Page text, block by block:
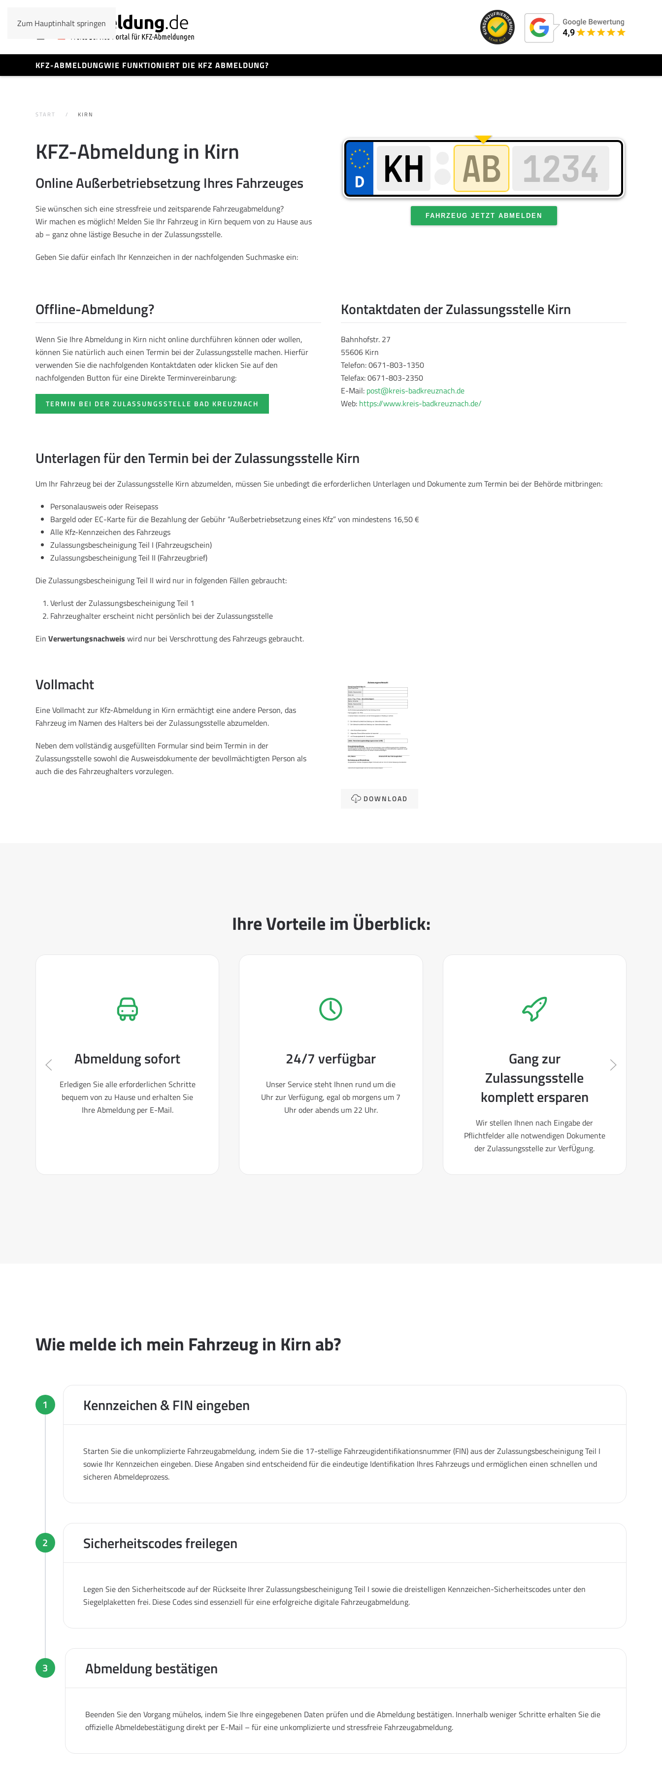
Zum Hauptinhalt springen
KFZ-ABMELDUNGWIE FUNKTIONIERT DIE KFZ ABMELDUNG?
START KIRN
KFZ-Abmeldung in Kirn
Online Außerbetriebsetzung Ihres Fahrzeuges
Sie wünschen sich eine stressfreie und zeitsparende Fahrzeugabmeldung?
Wir machen es möglich! Melden Sie Ihr Fahrzeug in Kirn bequem von zu Hause aus
ab – ganz ohne lästige Besuche in der Zulassungsstelle.
Geben Sie dafür einfach Ihr Kennzeichen in der nachfolgenden Suchmaske ein:
FAHRZEUG JETZT ABMELDEN
Offline-Abmeldung?
Wenn Sie Ihre Abmeldung in Kirn nicht online durchführen können oder wollen,
können Sie natürlich auch einen Termin bei der Zulassungsstelle machen. Hierfür
verwenden Sie die nachfolgenden Kontaktdaten oder klicken Sie auf den
nachfolgenden Button für eine Direkte Terminvereinbarung:
TERMIN BEI DER ZULASSUNGSSTELLE BAD KREUZNACH
Kontaktdaten der Zulassungsstelle Kirn
Bahnhofstr. 27
55606 Kirn
Telefon: 0671-803-1350
Telefax: 0671-803-2350
E-Mail: post@kreis-badkreuznach.de
Web: https://www.kreis-badkreuznach.de/
Unterlagen für den Termin bei der Zulassungsstelle Kirn
Um Ihr Fahrzeug bei der Zulassungsstelle Kirn abzumelden, müssen Sie unbedingt die erforderlichen Unterlagen und Dokumente zum Termin bei der Behörde mitbringen:
Personalausweis oder Reisepass
Bargeld oder EC-Karte für die Bezahlung der Gebühr “Außerbetriebsetzung eines Kfz” von mindestens 16,50 €
Alle Kfz-Kennzeichen des Fahrzeugs
Zulassungsbescheinigung Teil I (Fahrzeugschein)
Zulassungsbescheinigung Teil II (Fahrzeugbrief)
Die Zulassungsbescheinigung Teil II wird nur in folgenden Fällen gebraucht:
Verlust der Zulassungsbescheinigung Teil 1
Fahrzeughalter erscheint nicht persönlich bei der Zulassungsstelle
Ein Verwertungsnachweis wird nur bei Verschrottung des Fahrzeugs gebraucht.
Vollmacht
Eine Vollmacht zur Kfz-Abmeldung in Kirn ermächtigt eine andere Person, das
Fahrzeug im Namen des Halters bei der Zulassungsstelle abzumelden.
Neben dem vollständig ausgefüllten Formular sind beim Termin in der
Zulassungsstelle sowohl die Ausweisdokumente der bevollmächtigten Person als
auch die des Fahrzeughalters vorzulegen.
DOWNLOAD
Ihre Vorteile im Überblick:
Abmeldung sofort
Erledigen Sie alle erforderlichen Schritte
bequem von zu Hause und erhalten Sie
Ihre Abmeldung per E-Mail.
24/7 verfügbar
Unser Service steht Ihnen rund um die
Uhr zur Verfügung, egal ob morgens um 7
Uhr oder abends um 22 Uhr.
Gang zur
Zulassungsstelle
komplett ersparen
Wir stellen Ihnen nach Eingabe der
Pflichtfelder alle notwendigen Dokumente
der Zulassungsstelle zur VerfÜgung.
Wie melde ich mein Fahrzeug in Kirn ab?
1 Kennzeichen & FIN eingeben
Starten Sie die unkomplizierte Fahrzeugabmeldung, indem Sie die 17-stellige Fahrzeugidentifikationsnummer (FIN) aus der Zulassungsbescheinigung Teil I
sowie Ihr Kennzeichen eingeben. Diese Angaben sind entscheidend für die eindeutige Identifikation Ihres Fahrzeugs und ermöglichen einen schnellen und
sicheren Abmeldeprozess.
2 Sicherheitscodes freilegen
Legen Sie den Sicherheitscode auf der Rückseite Ihrer Zulassungsbescheinigung Teil I sowie die dreistelligen Kennzeichen-Sicherheitscodes unter den
Siegelplaketten frei. Diese Codes sind essenziell für eine erfolgreiche digitale Fahrzeugabmeldung.
3 Abmeldung bestätigen
Beenden Sie den Vorgang mühelos, indem Sie Ihre eingegebenen Daten prüfen und die Abmeldung bestätigen. Innerhalb weniger Schritte erhalten Sie die
offizielle Abmeldebestätigung direkt per E-Mail – für eine unkomplizierte und stressfreie Fahrzeugabmeldung.